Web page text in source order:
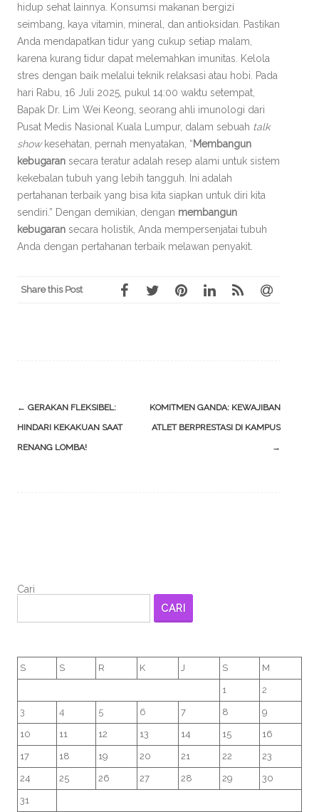
hidup sehat lainnya. Konsumsi makanan bergizi
seimbang, kaya vitamin, mineral, dan antioksidan. Pastikan
Anda mendapatkan tidur yang cukup setiap malam,
karena kurang tidur dapat melemahkan imunitas. Kelola
stres dengan baik melalui teknik relaksasi atau hobi. Pada
hari Rabu, 16 Juli 2025, pukul 14:00 waktu setempat,
Bapak Dr. Lim Wei Keong, seorang ahli imunologi dari
Pusat Medis Nasional Kuala Lumpur, dalam sebuah talk
showkesehatan, pernah menyatakan, “Membangun
kebugaran secara teratur adalah resep alami untuk sistem
kekebalan tubuh yang lebih tangguh. Ini adalah
pertahanan terbaik yang bisa kita siapkan untuk diri kita
sendiri.” Dengan demikian, dengan membangun
kebugaran secara holistik, Anda mempersenjatai tubuh
Anda dengan pertahanan terbaik melawan penyakit.
Share this Post
Post
navigation
← GERAKAN FLEKSIBEL:
HINDARI KEKAKUAN SAAT
RENANG LOMBA!
KOMITMEN GANDA: KEWAJIBAN
ATLET BERPRESTASI DI KAMPUS
→
Cari
CARI
S S R K J S M
1 2
3 4 5 6 7 8 9
10 11 12 13 14 15 16
17 18 19 20 21 22 23
24 25 26 27 28 29 30
31